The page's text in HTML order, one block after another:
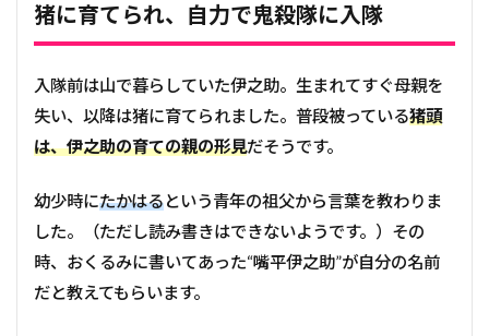
猪に育てられ、自力で鬼殺隊に入隊
入隊前は山で暮らしていた伊之助。生まれてすぐ母親を
失い、以降は猪に育てられました。普段被っている猪頭
は、伊之助の育ての親の形見だそうです。
幼少時にたかはるという青年の祖父から言葉を教わりま
した。（ただし読み書きはできないようです。）その
時、 おくるみに書いてあった“嘴平伊之助”が自分の名前
だと教えてもらいます。